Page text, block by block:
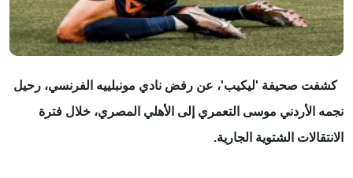
كشفت صحيفة 'ليكيب'، عن رفض نادي مونبلييه الفرنسي، رحيل
نجمه الأردني موسى التعمري إلى الأهلي المصري، خلال فترة
الانتقالات الشتوية الجارية.